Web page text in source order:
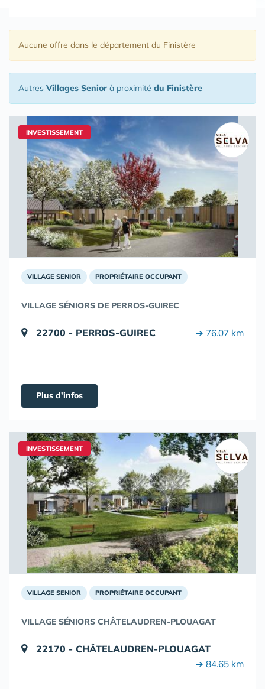
Aucune offre dans le département du Finistère
Autres Villages Senior à proximité du Finistère
INVESTISSEMENT
VILLAGE SENIOR PROPRIÉTAIRE OCCUPANT
VILLAGE SÉNIORS DE PERROS-GUIREC
22700 - PERROS-GUIREC ➔ 76.07 km
Plus d'infos
INVESTISSEMENT
VILLAGE SENIOR PROPRIÉTAIRE OCCUPANT
VILLAGE SÉNIORS CHÂTELAUDREN-PLOUAGAT
22170 - CHÂTELAUDREN-PLOUAGAT
➔ 84.65 km